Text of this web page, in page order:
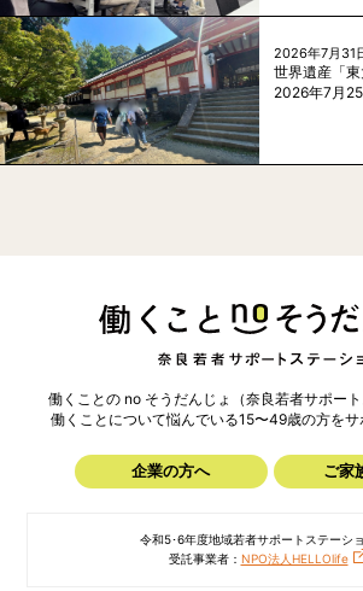
2026年7月31
世界遺産「東
2026年7月
働くことの no そうだんじょ（奈良若者サポート
働くことについて悩んでいる15〜49歳の方をサ
企業の方へ ご家
令和5･6年度地域若者サポートステーシ
受託事業者： NPO法人HELLOlife